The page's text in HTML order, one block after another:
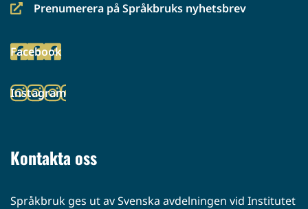
Prenumerera på Språkbruks nyhetsbrev
(siirryt
palveluun)
Facebook
(siirryt
palveluun)
Instagram
(siirryt
Kontakta oss
Språkbruk ges ut av Svenska avdelningen vid Institutet